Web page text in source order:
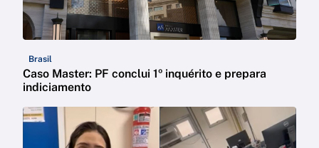
Brasil
Caso Master: PF conclui 1º inquérito e prepara
indiciamento